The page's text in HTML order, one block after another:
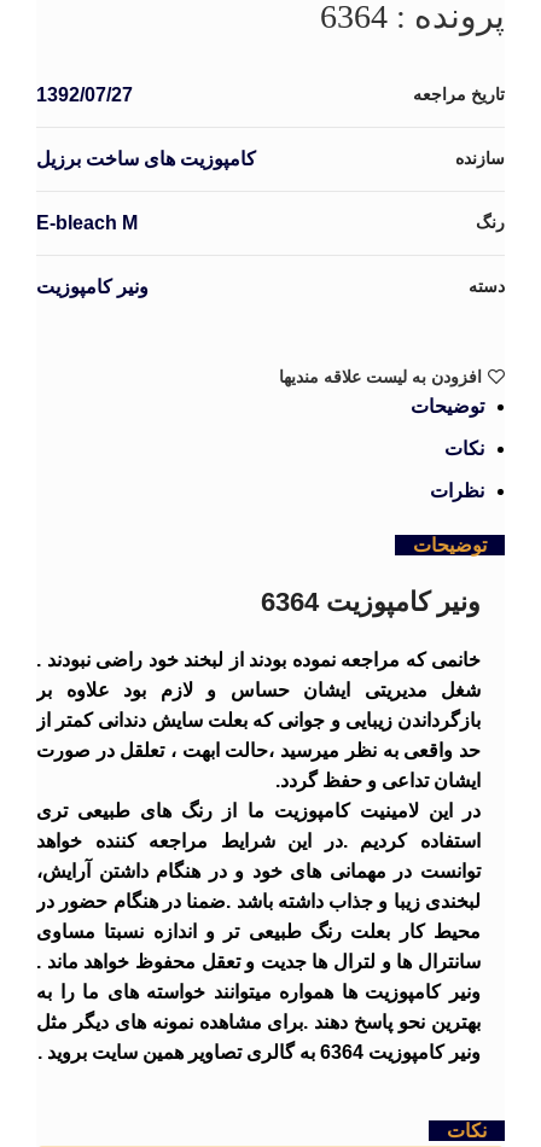
پرونده : 6364
تاریخ مراجعه 1392/07/27
سازنده کامپوزیت های ساخت برزیل
رنگ E-bleach M
دسته ونیر کامپوزیت
افزودن به لیست علاقه مندیها
توضیحات
نکات
نظرات
توضیحات
ونیر کامپوزیت 6364
خانمی که مراجعه نموده بودند از لبخند خود راضی نبودند .
شغل مدیریتی ایشان حساس و لازم بود علاوه بر
بازگرداندن زیبایی و جوانی که بعلت سایش دندانی کمتر از
حد واقعی به نظر میرسید ،حالت ابهت ، تعلقل در صورت
ایشان تداعی و حفظ گردد.
در این لامینیت کامپوزیت ما از رنگ های طبیعی تری
استفاده کردیم .در این شرایط مراجعه کننده خواهد
توانست در مهمانی های خود و در هنگام داشتن آرایش،
لبخندی زیبا و جذاب داشته باشد .ضمنا در هنگام حضور در
محیط کار بعلت رنگ طبیعی تر و اندازه نسبتا مساوی
سانترال ها و لترال ها جدیت و تعقل محفوظ خواهد ماند .
ونیر کامپوزیت ها همواره میتوانند خواسته های ما را به
بهترین نحو پاسخ دهند .برای مشاهده نمونه های دیگر مثل
ونیر کامپوزیت 6364 به گالری تصاویر همین سایت بروید .
نکات